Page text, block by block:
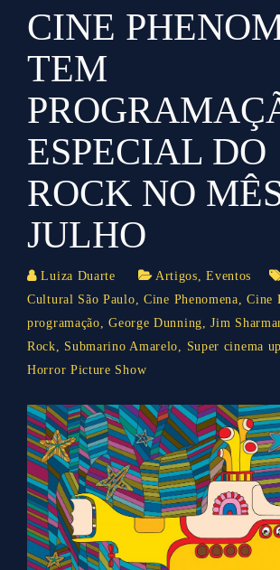
CINE
TEM
ESPECIAL DO
ROCK NO
JULHO
Luiza Duarte Artigos,Eventos
Cultural São Paulo,Cine Phenomena,Cine
programação,George Dunning,Jim
Rock, Submarino Amarelo, Super cinema up
Horror Picture Show